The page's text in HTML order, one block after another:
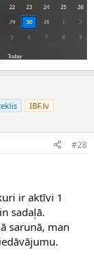
IBF.lv
#28
ir aktīvi 1
sadaļā.
sarunā, man